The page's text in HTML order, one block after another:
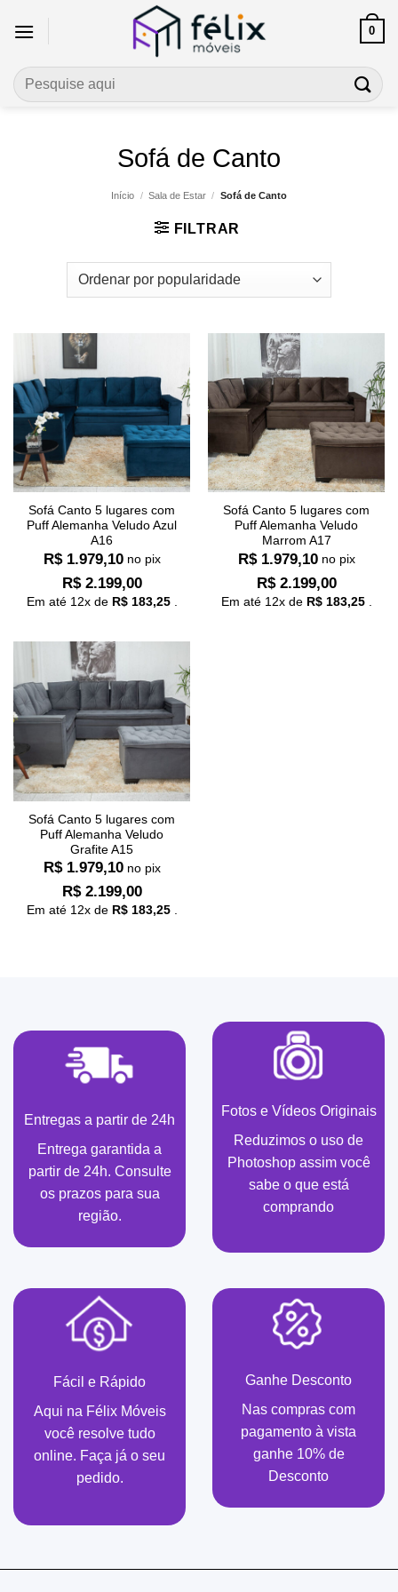
0
Pesquisar
por:
Sofá de Canto
Início / Sala de Estar / Sofá de Canto
FILTRAR
Sofá Canto 5 lugares com
Puff Alemanha Veludo Azul
A16
R$1.979,10 no pix
R$2.199,00
Em até 12x de R$183,25.
Sofá Canto 5 lugares com
Puff Alemanha Veludo
Marrom A17
R$1.979,10 no pix
R$2.199,00
Em até 12x de R$183,25.
Sofá Canto 5 lugares com
Puff Alemanha Veludo
Grafite A15
R$1.979,10 no pix
R$2.199,00
Em até 12x de R$183,25.
Entregas a partir de 24h
Entrega garantida a
partir de 24h. Consulte
os prazos para sua
região.
Fotos e Vídeos Originais
Reduzimos o uso de
Photoshop assim você
sabe o que está
comprando
Fácil e Rápido
Aqui na Félix Móveis
você resolve tudo
online. Faça já o seu
pedido.
Ganhe Desconto
Nas compras com
pagamento à vista
ganhe 10% de
Desconto